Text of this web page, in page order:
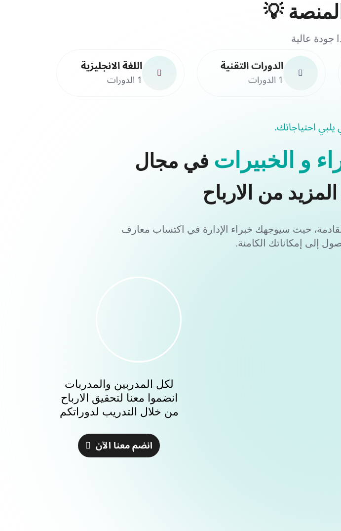
💡
جودة عالية
الدورات التقنية
1 الدورات
اللغة الانجليزية
1 الدورات
يلبي احتياجاتك.
و الخبيرات في مجال
من الارباح
حيث سيوجهك خبراء الإدارة في اكتساب معارف
إلى إمكاناتك الكامنة.
لكل المدربين والمدربات
انضموا معنا لتحقيق الارباح
من خلال التدريب لدوراتكم
انضم معنا الآن